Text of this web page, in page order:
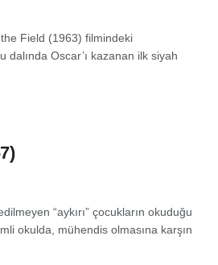
Field (1963) filmindeki
Oscar’ı kazanan ilk siyah
“aykırı” çocukların okuduğu
okulda, mühendis olmasına karşın